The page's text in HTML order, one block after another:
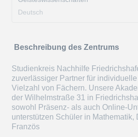
Deutsch
Beschreibung des Zentrums
Studienkreis Nachhilfe
zuverlässiger Partner für
Vielzahl von Fächern. Unsere
der Wilhelmstraße 31 in
sowohl Präsenz- als auch Online-
unterstützen Schüler in Mathematik,
Französ